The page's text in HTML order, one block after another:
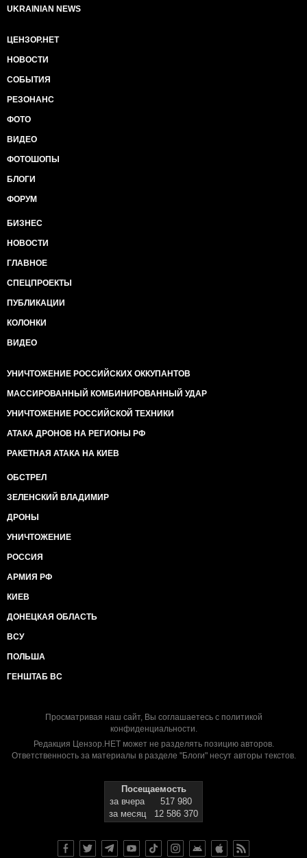
UKRAINIAN NEWS
ЦЕНЗОР.НЕТ
НОВОСТИ
СОБЫТИЯ
РЕЗОНАНС
ФОТО
ВИДЕО
ФОТОШОПЫ
БЛОГИ
ФОРУМ
БИЗНЕС
НОВОСТИ
ГЛАВНОЕ
СПЕЦПРОЕКТЫ
ПУБЛИКАЦИИ
КОЛОНКИ
ВИДЕО
УНИЧТОЖЕНИЕ РОССИЙСКИХ ОККУПАНТОВ
МАССИРОВАННЫЙ КОМБИНИРОВАННЫЙ УДАР
УНИЧТОЖЕНИЕ РОССИЙСКОЙ ТЕХНИКИ
АТАКА ДРОНОВ НА РЕГИОНЫ РФ
РАКЕТНАЯ АТАКА НА КИЕВ
ОБСТРЕЛ
ЗЕЛЕНСКИЙ ВЛАДИМИР
ДРОНЫ
УНИЧТОЖЕНИЕ
РОССИЯ
АРМИЯ РФ
КИЕВ
ДОНЕЦКАЯ ОБЛАСТЬ
ВСУ
ПОЛЬША
ГЕНШТАБ ВС
Просматривая наш сайт, Вы соглашаетесь с политикой
конфиденциальности.
Редакция Цензор.НЕТ может не разделять позицию авторов.
Ответственность за материалы в разделе "Блоги" несут авторы текстов.
Посещаемость
за вчера
517 980
за месяц
12 586 370